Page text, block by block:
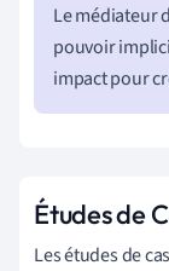
Le médiateur
pouvoir
impact pour
Études de
Les études de